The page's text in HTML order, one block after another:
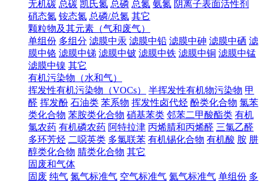
无机碳 总碳 凯氏氮 总磷 总氮 氨氮 阴离子表面活性剂
硝态氮 铵态氮 总磷/总氮 其它
颗粒物及其元素（气和废气）
单组份 多组分 滤膜中汞 滤膜中铅 滤膜中砷 滤膜中硒 滤
膜中铬 滤膜中锑 滤膜中铍 滤膜中铁 滤膜中铜 滤膜中锰
滤膜中镍 其它
有机污染物（水和气）
挥发性有机污染物（VOCs）
半挥发性有机物污染物 甲
醛 挥发酚 石油类 苯系物 挥发性卤代烃 酚类化合物 氯苯
类化合物 苯胺类化合物 硝基苯类 邻苯二甲酸酯类 有机
氯农药 有机磷农药 阿特拉津 丙烯腈和丙烯醛 三氯乙醛
多环芳烃 二噁英类 多氯联苯 有机锡化合物 有机酸 胺 肼
醇类化合物 腈类化合物 其它
固废和气体
固废 纯气 氮气标准气 空气标准气 氦气标准气 单组份 多